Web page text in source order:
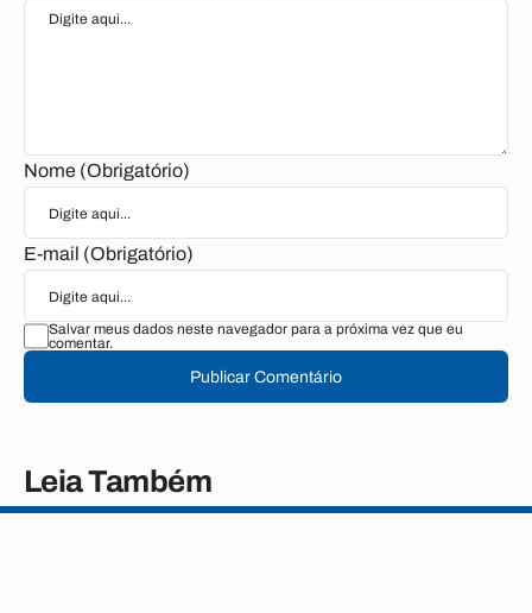
Nome (Obrigatório)
E-mail (Obrigatório)
Salvar meus dados neste navegador para a próxima vez que eu
comentar.
Publicar Comentário
Leia Também